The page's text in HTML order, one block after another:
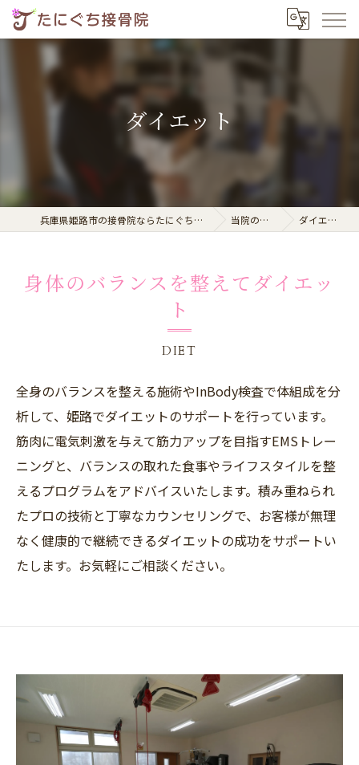
ダイエット
兵庫県姫路市の接骨院ならたにぐち接骨院 当院の特徴 ダイエット
身体のバランスを整えてダイエッ
ト
DIET
全身のバランスを整える施術やInBody検査で体組成を分
析して、姫路でダイエットのサポートを行っています。
筋肉に電気刺激を与えて筋力アップを目指すEMSトレー
ニングと、バランスの取れた食事やライフスタイルを整
えるプログラムをアドバイスいたします。積み重ねられ
たプロの技術と丁寧なカウンセリングで、お客様が無理
なく健康的で継続できるダイエットの成功をサポートい
たします。お気軽にご相談ください。